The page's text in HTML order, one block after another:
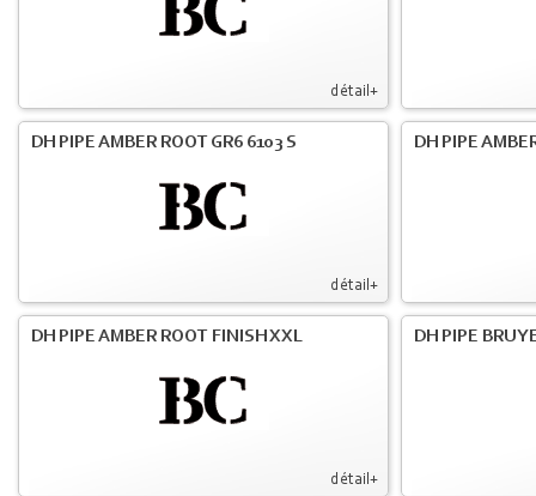
détail+
détail+
DH PIPE AMBER ROOT GR6 6103 S DH PIPE
détail+
DH PIPE AMBER ROOT FINISH XXL DH PIPE